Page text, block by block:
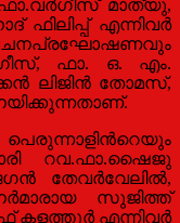
ഫാ.വര്‍ഗീസ് മാത്യു,
ഫിലിപ്പ് എന്നിവര്‍
ഫാ. ഒ. എം.
ലിജിന്‍ തോമസ്,
റവ.ഫാ.ഷൈജു
തേവര്‍വേലില്‍,
സുജിത്ത്
കളത്തൂര്‍ എന്നിവര്‍